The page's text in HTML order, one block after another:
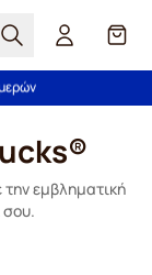
Αναζήτηση
εμβληματική
σου.